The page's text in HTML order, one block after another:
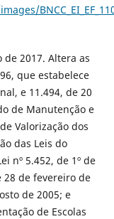
de 2017. Altera as
que estabelece
e 11.494, de 20
de Manutenção e
Valorização dos
das Leis do
nº 5.452, de 1º de
28 de fevereiro de
de 2005; e
de Escolas